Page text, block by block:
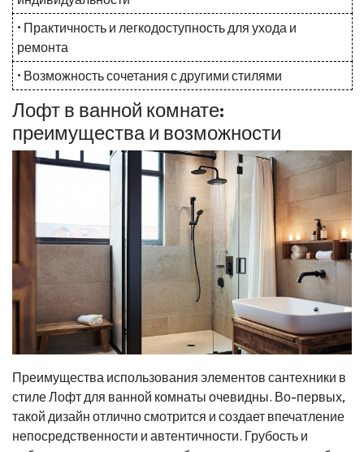
• Практичность и легкодоступность для ухода и
ремонта
• Возможность сочетания с другими стилями
Лофт в ванной комнате:
преимущества и возможности
Преимущества использования элементов сантехники в
стиле Лофт для ванной комнаты очевидны. Во-первых,
такой дизайн отлично смотрится и создает впечатление
непосредственности и автентичности. Грубость и